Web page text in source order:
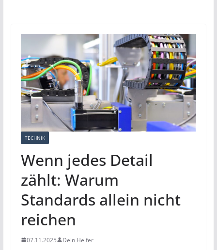
TECHNIK
Wenn jedes Detail
zählt: Warum
Standards allein nicht
reichen
07.11.2025 Dein Helfer